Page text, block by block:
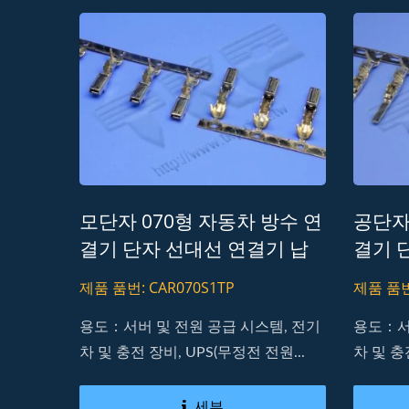
모단자 070형 자동차 방수 연
결기 단자 선대선 연결기 납
프리 RoHS REACH
제품 품번: CAR070S1TP
용도：서버 및 전원 공급 시스템, 전기
차 및 충전 장비, UPS(무정전 전원...
공단
결기
프리
제품 품
용도：
차 및 충